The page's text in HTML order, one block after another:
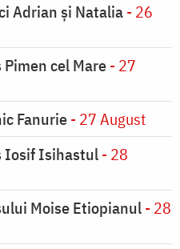
Adrian și Natalia- 26
cel Mare- 27
Fanurie- 27 August
Iosif Isihastul- 28
Moise Etiopianul- 28